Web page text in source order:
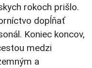
rokoch prišlo.
dopĺňať
Koniec koncov,
medzi
a